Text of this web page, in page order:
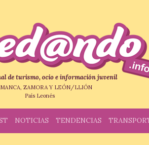
de turismo, ocio e información juvenil
ZAMORA Y LEÓN/LLIÓN
País Leonés
NOTICIAS TENDENCIAS